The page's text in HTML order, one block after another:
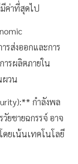
ค่าที่สุดไป
รส่งออกและการ
ารผลิตภายใน
ผวน
กำลังพล
ยชายฉกรรจ์ อาจ
ยเน้นเทคโนโลยี